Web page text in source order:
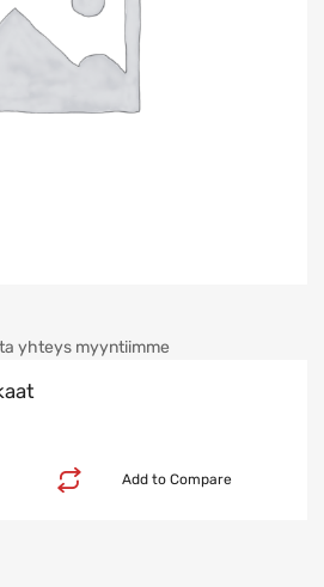
yhteys myyntiimme
Add to Compare